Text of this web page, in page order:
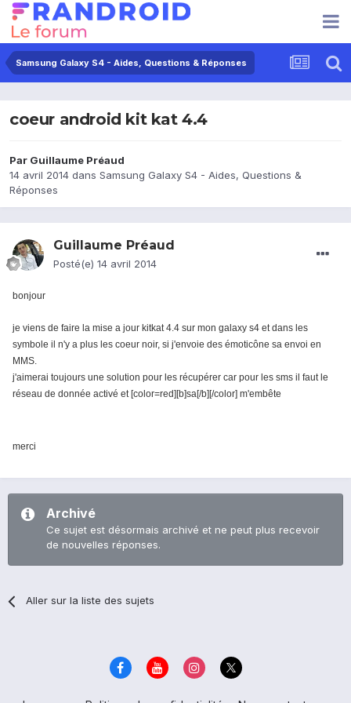
Samsung Galaxy S4 - Aides, Questions & Réponses
coeur android kit kat 4.4
Par Guillaume Préaud
14 avril 2014 dans Samsung Galaxy S4 - Aides, Questions &
Réponses
Guillaume Préaud
Posté(e) 14 avril 2014
bonjour
je viens de faire la mise a jour kitkat 4.4 sur mon galaxy s4 et dans les
symbole il n'y a plus les coeur noir, si j'envoie des émoticône sa envoi en
MMS.
j'aimerai toujours une solution pour les récupérer car pour les sms il faut le
réseau de donnée activé et [color=red][b]sa[/b][/color] m'embête
merci
Archivé
Ce sujet est désormais archivé et ne peut plus recevoir
de nouvelles réponses.
Aller sur la liste des sujets